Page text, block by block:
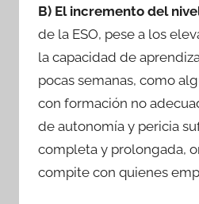
B) El incremento del
de la ESO, pese a los
la capacidad de
pocas semanas, como
con formación no
de autonomía y pericia
completa y prolongada,
compite con quienes